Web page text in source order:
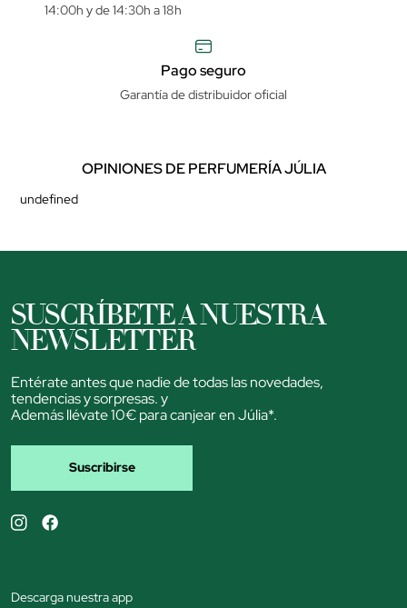
14:00h y de 14:30h a 18h
Pago seguro
Garantía de distribuidor oficial
OPINIONES DE PERFUMERÍA JÚLIA
undefined
SUSCRÍBETE A NUESTRA
NEWSLETTER
Entérate antes que nadie de todas las novedades,
tendencias y sorpresas. y
Además llévate 10€ para canjear en Júlia*.
Suscribirse
Descarga nuestra app